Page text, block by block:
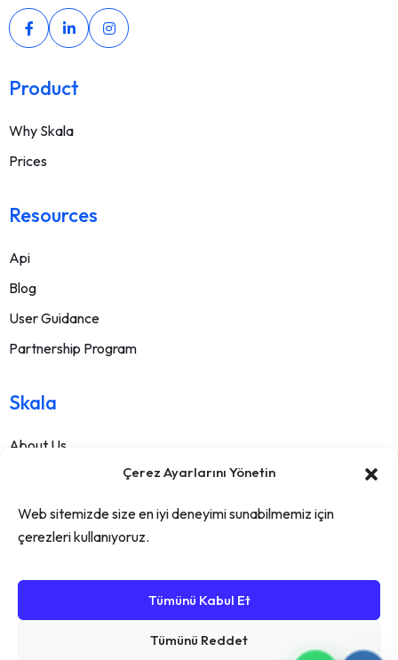
Çerez Ayarlarını Yönetin
Web sitemizde size en iyi deneyimi sunabilmemiz için
çerezleri kullanıyoruz.
Tümünü Kabul Et
Tümünü Reddet
Product
Why Skala
Prices
Resources
Api
Blog
User Guidance
Partnership Program
Skala
About Us
FAQ
Terms Of Service